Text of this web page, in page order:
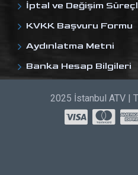
İptal ve Değişim
KVKK Başvuru Formu
Aydınlatma Metni
Banka Hesap Bilgileri
2025 İstanbul ATV |